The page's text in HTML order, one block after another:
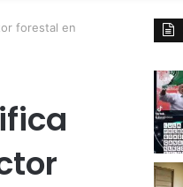
forestal en